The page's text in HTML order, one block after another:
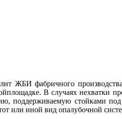
ЖБИ фабричного
В случаях нехватки
поддерживаемую стойками
или иной вид опалубочной